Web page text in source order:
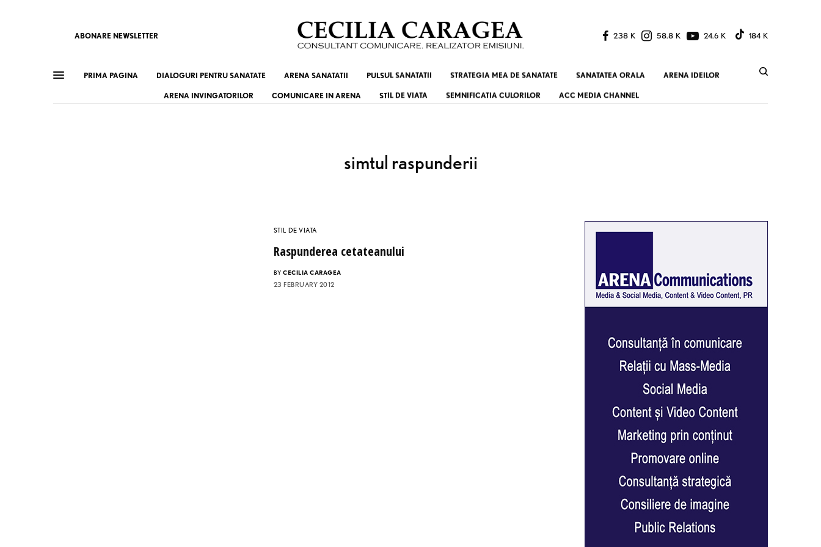
ABONARE NEWSLETTER 238 K 58.8 K 24.6 K 184 K
PRIMA PAGINA DIALOGURI PENTRU SANATATE ARENA SANATATII PULSUL SANATATII STRATEGIA MEA DE SANATATE SANATATEA ORALA ARENA IDEILOR
ARENA INVINGATORILOR COMUNICARE IN ARENA STIL DE VIATA SEMNIFICATIA CULORILOR ACC MEDIA CHANNEL
simtul raspunderii
STIL DE VIATA
Raspunderea cetateanului
BY CECILIA CARAGEA
23 FEBRUARY 2012